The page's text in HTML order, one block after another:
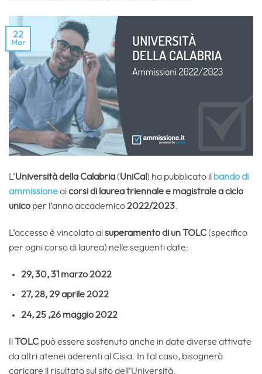
22
Mar
L’Università della Calabria(UniCal ) ha pubblicato il bando di
ammissioneaicorsi di laurea triennale e magistrale a ciclo
unico per l’anno accademico2022/2023
L’accesso è vincolato al superamento di un TOLC(specifico
per ogni corso di laurea) nelle seguenti date:
29, 30, 31 marzo 2022
27, 28, 29 aprile 2022
24, 25 ,26 maggio 2022
IlTOLC può essere sostenuto anche in date diverse attivate
da altri atenei aderenti al Cisia. In tal caso, bisognerà
caricare il risultato sul sito dell’Università.